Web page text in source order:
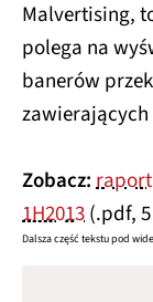
Malvertising,
polega na
banerów
Zobacz:raport
1H2013(.pdf,
Dalsza część tekstu pod